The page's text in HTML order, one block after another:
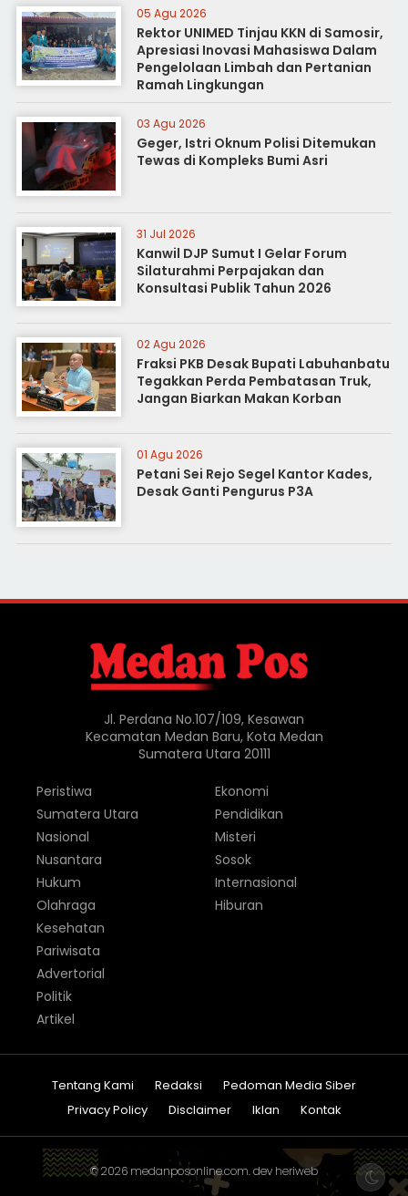
05 Agu 2026
Rektor UNIMED Tinjau KKN di Samosir,
Apresiasi Inovasi Mahasiswa Dalam
Pengelolaan Limbah dan Pertanian
Ramah Lingkungan
03 Agu 2026
Geger, Istri Oknum Polisi Ditemukan
Tewas di Kompleks Bumi Asri
31 Jul 2026
Kanwil DJP Sumut I Gelar Forum
Silaturahmi Perpajakan dan
Konsultasi Publik Tahun 2026
02 Agu 2026
Fraksi PKB Desak Bupati Labuhanbatu
Tegakkan Perda Pembatasan Truk,
Jangan Biarkan Makan Korban
01 Agu 2026
Petani Sei Rejo Segel Kantor Kades,
Desak Ganti Pengurus P3A
Jl. Perdana No.107/109, Kesawan
Kecamatan Medan Baru, Kota Medan
Sumatera Utara 20111
Peristiwa
Sumatera Utara
Nasional
Nusantara
Hukum
Olahraga
Ekonomi
Pendidikan
Misteri
Sosok
Internasional
Hiburan
Kesehatan
Pariwisata
Advertorial
Politik
Artikel
Tentang Kami Redaksi
Pedoman Media Siber
Privacy Policy
Disclaimer Iklan Kontak
© 2026 medanposonline.com. dev heriweb